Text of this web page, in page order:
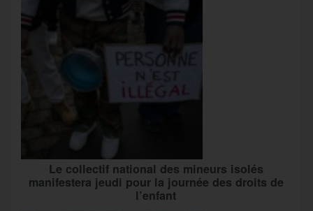
Le collectif national des mineurs isolés
manifestera jeudi pour la journée des droits de
l’enfant